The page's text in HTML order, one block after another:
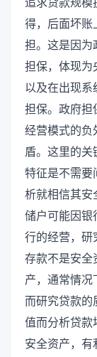
得，后面坏账
担。这是因为
担保，体现为
以及在出现
担保。政府担
经营模式的负
盾。这里的关
特征是不需要
析就相信其安
储户可能因银
行的经营，研
存款不是安全
产，通常情
而研究贷款的
值而分析贷款
安全资产，